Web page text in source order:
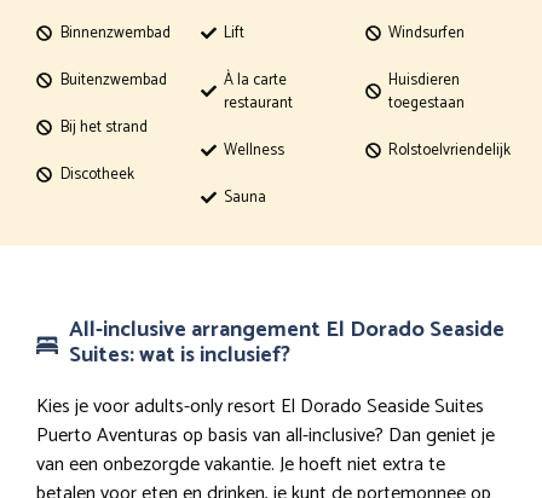
Binnenzwembad
Buitenzwembad
Bij het strand
Discotheek
Lift
À la carte
restaurant
Wellness
Sauna
Windsurfen
Huisdieren
toegestaan
Rolstoelvriendelijk
All-inclusive arrangement El Dorado Seaside
Suites: wat is inclusief?
Kies je voor adults-only resort El Dorado Seaside Suites
Puerto Aventuras op basis van all-inclusive? Dan geniet je
van een onbezorgde vakantie. Je hoeft niet extra te